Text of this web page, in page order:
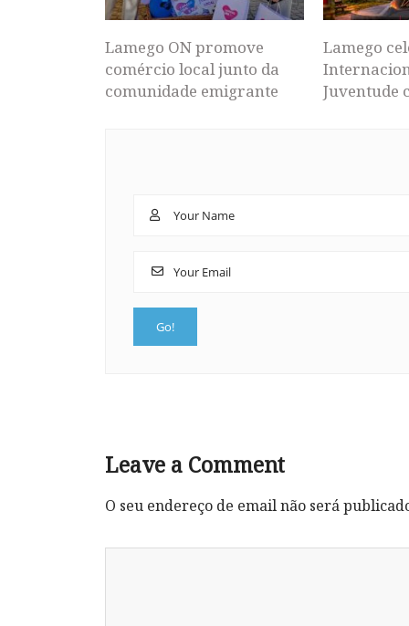
Lamego ON promove
comércio local junto da
comunidade emigrante
Lamego
Juventude
Leave a Comment
O seu endereço de email não será